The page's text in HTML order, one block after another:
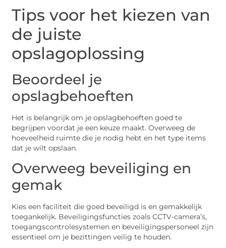
Tips voor het kiezen van
de juiste
opslagoplossing
Beoordeel je
opslagbehoeften
Het is belangrijk om je opslagbehoeften goed te
begrijpen voordat je een keuze maakt. Overweeg de
hoeveelheid ruimte die je nodig hebt en het type items
dat je wilt opslaan.
Overweeg beveiliging en
gemak
Kies een faciliteit die goed beveiligd is en gemakkelijk
toegankelijk. Beveiligingsfuncties zoals CCTV-camera’s,
toegangscontrolesystemen en beveiligingspersoneel zijn
essentieel om je bezittingen veilig te houden.